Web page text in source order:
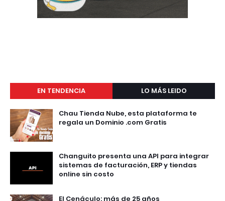
EN TENDENCIA LO MÁS LEIDO
Chau Tienda Nube, esta plataforma te
regala un Dominio .com Gratis
Changuito presenta una API para integrar
sistemas de facturación, ERP y tiendas
online sin costo
El Cenáculo: más de 25 años